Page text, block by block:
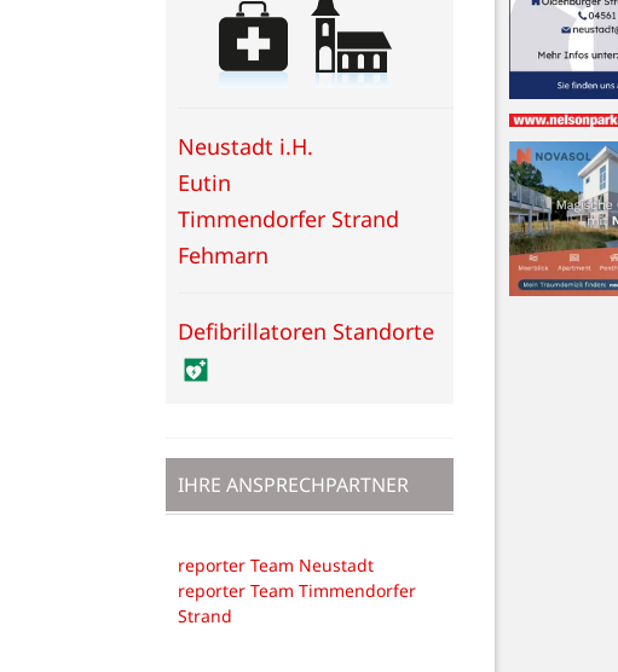
Neustadt i.H.
Eutin
Timmendorfer Strand
Fehmarn
Defibrillatoren Standorte
IHRE ANSPRECHPARTNER
reporter Team Neustadt
reporter Team Timmendorfer
Strand